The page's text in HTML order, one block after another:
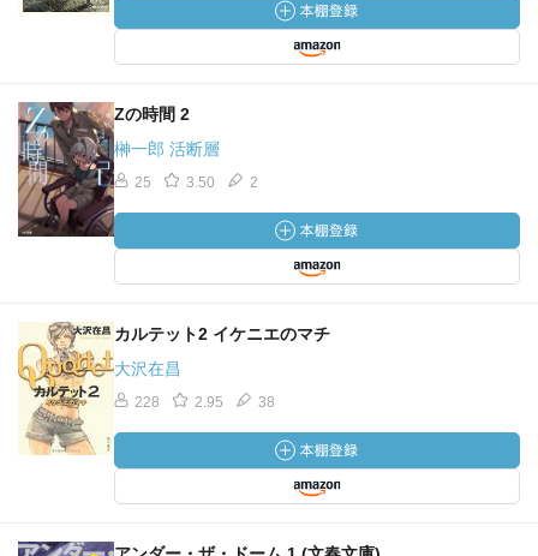
Zの時間 2
榊一郎 活断層
25 3.50 2
カルテット2 イケニエのマチ
大沢在昌
228 2.95 38